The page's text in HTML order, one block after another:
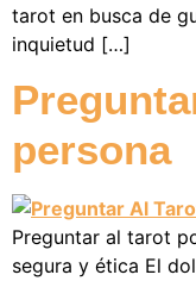
tarot en busca de
inquietud […]
persona
Preguntar al tarot
segura y ética El